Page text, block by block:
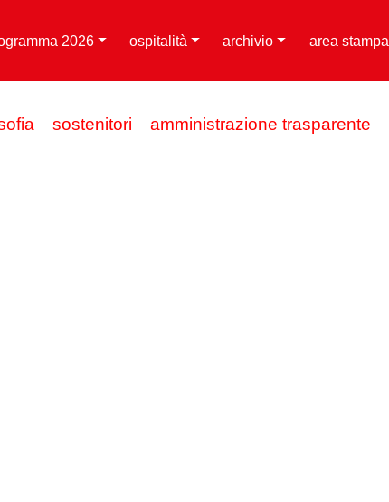
2026 ospitalità archivio area stampa
sostenitori amministrazione trasparente